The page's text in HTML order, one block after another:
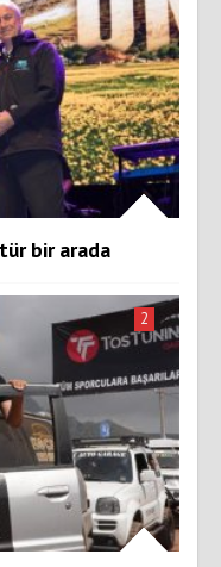
bir arada
2